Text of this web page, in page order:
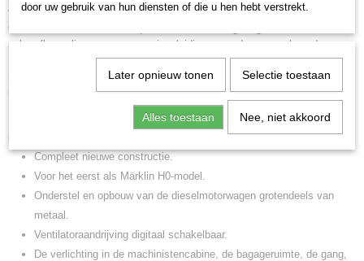
verwisselbaar voor de uitvoering zonder ingestoken kortkoppelingen.
Gedetailleerde bufferbalk. Opsteekbare remslangen, gestileerde
schroefkoppelingen en verwarmingsleidingen worden meegeleverd.
Bovendien kunnen de aangebrachte bufferbekledingen, die voor veilig
rijden met aangekoppelde rijtuigen nodig zijn, worden verwisseld voor
bufferbekledingen in voorbeeldgetrouwe hoogte.
Lengte over de buffers 25,1 cm.
Compleet nieuwe constructie.
Voor het eerst als Märklin H0-model.
Onderstel en opbouw van de dieselmotorwagen grotendeels van
metaal.
Ventilatoraandrijving digitaal schakelbaar.
De verlichting in de machinistencabine, de bagageruimte, de gang,
door uw gebruik van hun diensten of die u hen hebt verstrekt.
Later opnieuw tonen Selectie toestaan
Alles toestaan Nee, niet akkoord